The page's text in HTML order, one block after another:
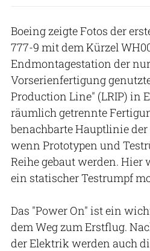
Boeing zeigte Fotos der
777-9 mit dem Kürzel
Endmontagestation der
Vorserienfertigung
Production Line" (LRIP) in
räumlich getrennte
benachbarte Hauptlinie
wenn Prototypen und
Reihe gebaut werden. Hier
ein statischer Testrumpf
Das "Power On" ist ein
dem Weg zum Erstflug.
der Elektrik werden auch